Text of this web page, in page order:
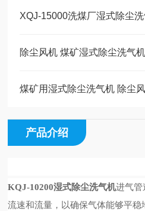
XQJ-15000洗煤厂湿式除尘
除尘风机 煤矿湿式除尘洗气
煤矿用湿式除尘洗气机 除尘
产品介绍
KQJ-10200湿式除尘洗气机进气管
流速和流量，以确保气体能够平